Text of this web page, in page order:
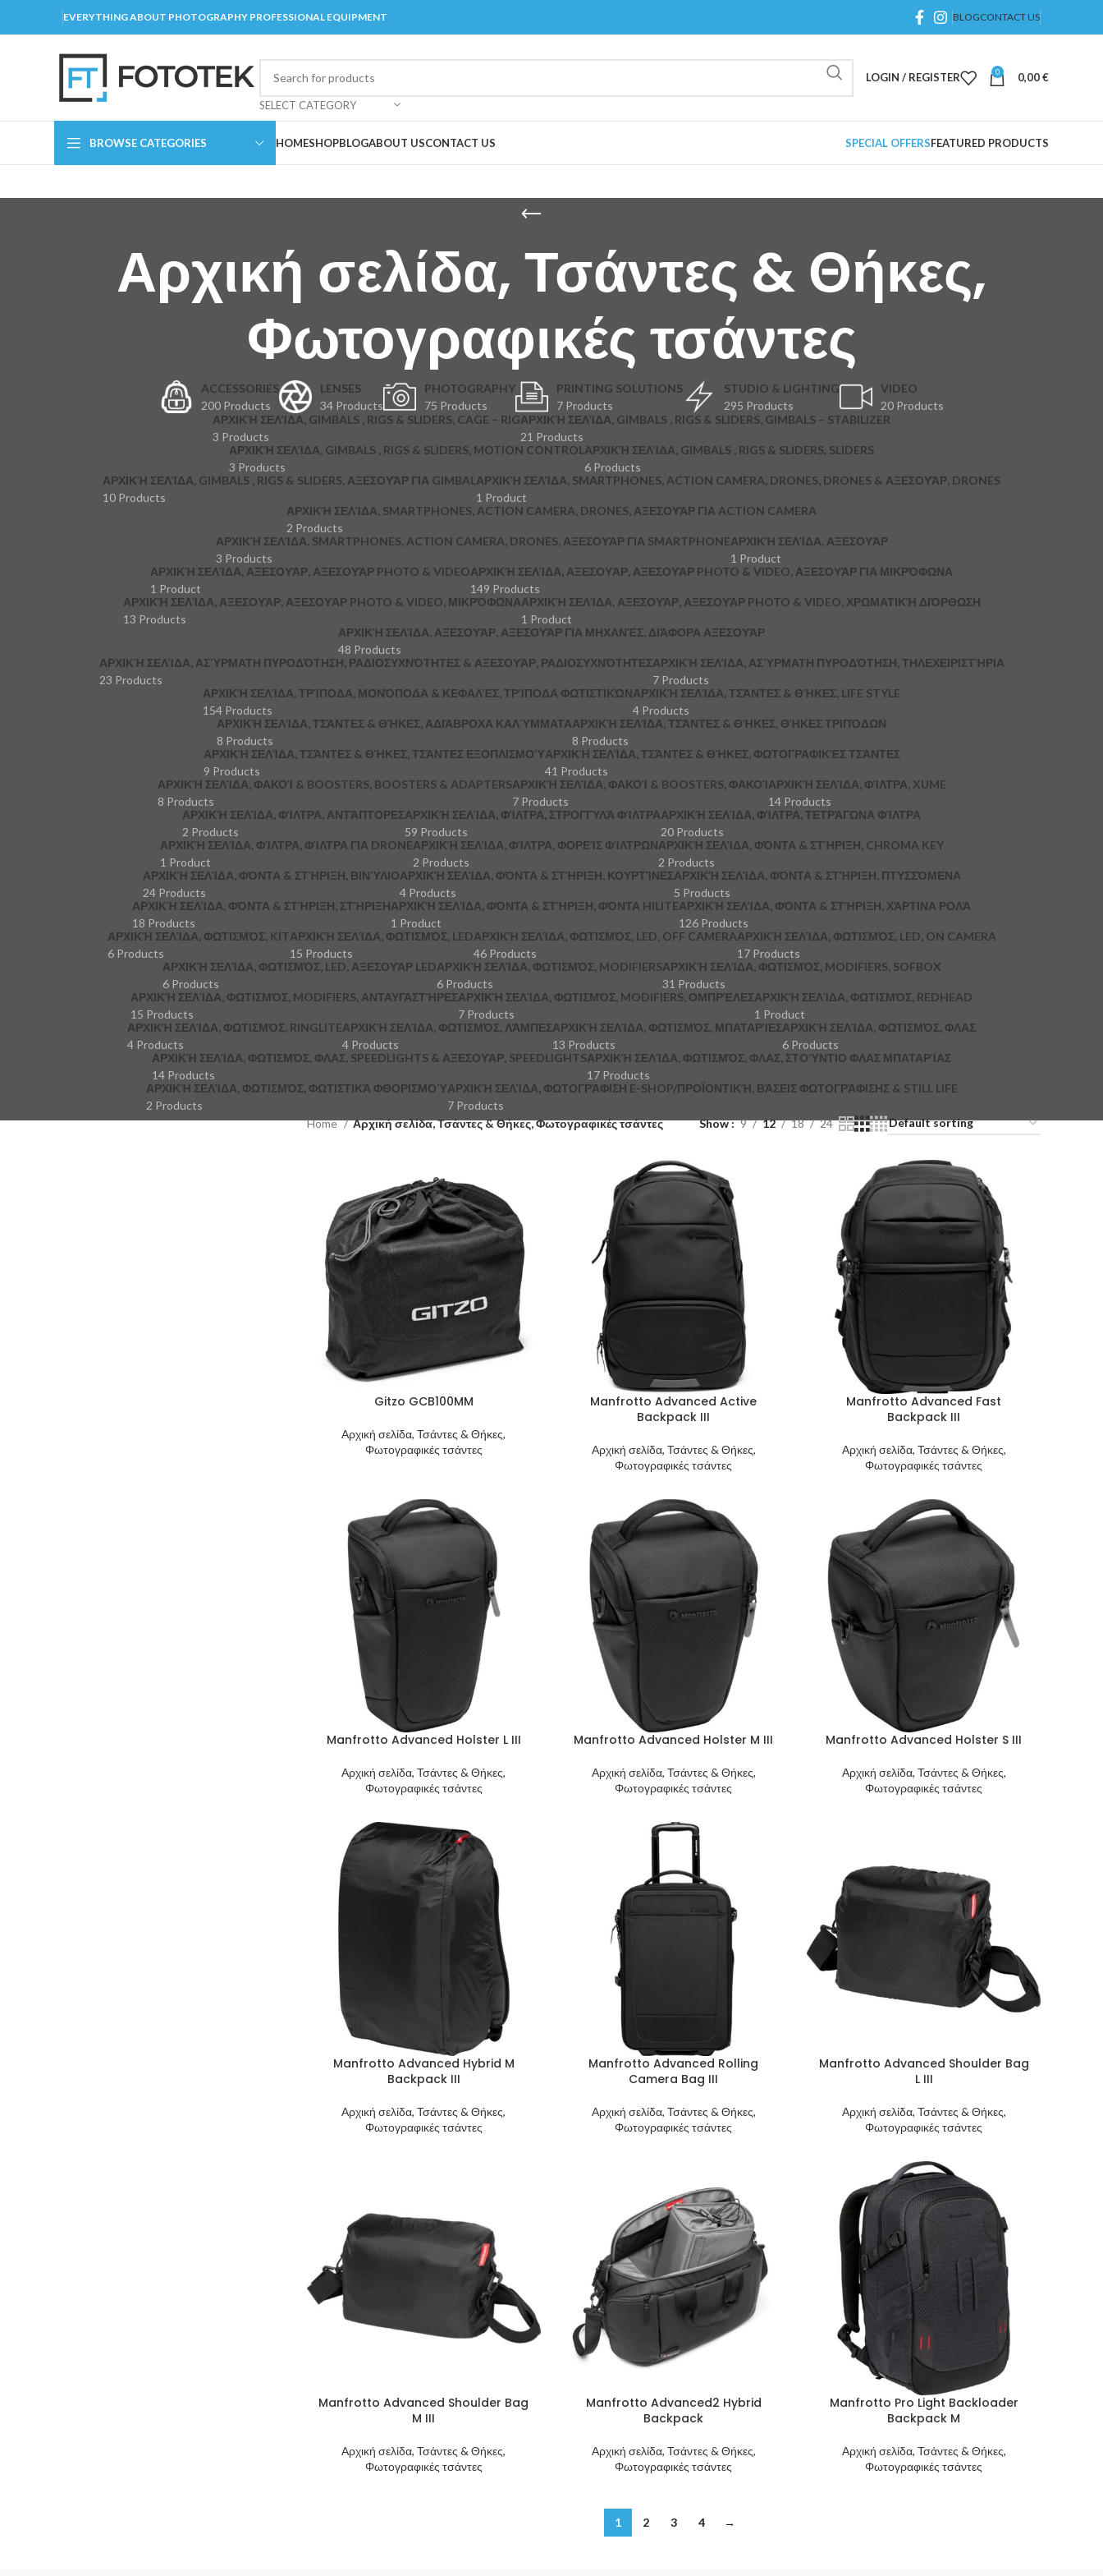
EVERYTHING ABOUT PHOTOGRAPHY PROFESSIONAL EQUIPMENT BLOGCONTACT US
SELECT CATEGORY
LOGIN / REGISTER 0 0,00€
BROWSE CATEGORIES HOMESHOPBLOGABOUT USCONTACT US SPECIAL OFFERSFEATURED PRODUCTS
Αρχική σελίδα, Τσάντες & Θήκες,
Φωτογραφικές τσάντες
ACCESSORIES
200 Products
LENSES
34 Products
PHOTOGRAPHY
75 Products
PRINTING SOLUTIONS
7 Products
STUDIO & LIGHTING
295 Products
VIDEO
20 Products
ΑΡΧΙΚΉ ΣΕΛΊΔΑ, GIMBALS , RIGS & SLIDERS, CAGE – RIG
3 Products
ΑΡΧΙΚΉ ΣΕΛΊΔΑ, GIMBALS , RIGS & SLIDERS, GIMBALS – STABILIZER
21 Products
ΑΡΧΙΚΉ ΣΕΛΊΔΑ, GIMBALS , RIGS & SLIDERS, MOTION CONTROL
3 Products
ΑΡΧΙΚΉ ΣΕΛΊΔΑ, GIMBALS , RIGS & SLIDERS, SLIDERS
6 Products
ΑΡΧΙΚΉ ΣΕΛΊΔΑ, GIMBALS , RIGS & SLIDERS, ΑΞΕΣΟΥΆΡ ΓΙΑ GIMBAL
10 Products
ΑΡΧΙΚΉ ΣΕΛΊΔΑ, SMARTPHONES, ACTION CAMERA, DRONES, DRONES & ΑΞΕΣΟΥΆΡ, DRONES
1 Product
ΑΡΧΙΚΉ ΣΕΛΊΔΑ, SMARTPHONES, ACTION CAMERA, DRONES, ΑΞΕΣΟΥΆΡ ΓΙΑ ACTION CAMERA
2 Products
ΑΡΧΙΚΉ ΣΕΛΊΔΑ, SMARTPHONES, ACTION CAMERA, DRONES, ΑΞΕΣΟΥΆΡ ΓΙΑ SMARTPHONE
3 Products
ΑΡΧΙΚΉ ΣΕΛΊΔΑ, ΑΞΕΣΟΥΆΡ
1 Product
ΑΡΧΙΚΉ ΣΕΛΊΔΑ, ΑΞΕΣΟΥΆΡ, ΑΞΕΣΟΥΆΡ PHOTO & VIDEO
1 Product
ΑΡΧΙΚΉ ΣΕΛΊΔΑ, ΑΞΕΣΟΥΆΡ, ΑΞΕΣΟΥΆΡ PHOTO & VIDEO, ΑΞΕΣΟΥΆΡ ΓΙΑ ΜΙΚΡΌΦΩΝΑ
149 Products
ΑΡΧΙΚΉ ΣΕΛΊΔΑ, ΑΞΕΣΟΥΆΡ, ΑΞΕΣΟΥΆΡ PHOTO & VIDEO, ΜΙΚΡΌΦΩΝΑ
13 Products
ΑΡΧΙΚΉ ΣΕΛΊΔΑ, ΑΞΕΣΟΥΆΡ, ΑΞΕΣΟΥΆΡ PHOTO & VIDEO, ΧΡΩΜΑΤΙΚΉ ΔΙΌΡΘΩΣΗ
1 Product
ΑΡΧΙΚΉ ΣΕΛΊΔΑ, ΑΞΕΣΟΥΆΡ, ΑΞΕΣΟΥΆΡ ΓΙΑ ΜΗΧΑΝΈΣ, ΔΙΆΦΟΡΑ ΑΞΕΣΟΥΆΡ
48 Products
ΑΡΧΙΚΉ ΣΕΛΊΔΑ, ΑΣΎΡΜΑΤΗ ΠΥΡΟΔΌΤΗΣΗ, ΡΑΔΙΟΣΥΧΝΌΤΗΤΕΣ & ΑΞΕΣΟΥΆΡ, ΡΑΔΙΟΣΥΧΝΌΤΗΤΕΣ
23 Products
ΑΡΧΙΚΉ ΣΕΛΊΔΑ, ΑΣΎΡΜΑΤΗ ΠΥΡΟΔΌΤΗΣΗ, ΤΗΛΕΧΕΙΡΙΣΤΉΡΙΑ
7 Products
ΑΡΧΙΚΉ ΣΕΛΊΔΑ, ΤΡΊΠΟΔΑ, ΜΟΝΌΠΟΔΑ & ΚΕΦΑΛΈΣ, ΤΡΊΠΟΔΑ ΦΩΤΙΣΤΙΚΏΝ
154 Products
ΑΡΧΙΚΉ ΣΕΛΊΔΑ, ΤΣΆΝΤΕΣ & ΘΉΚΕΣ, LIFE STYLE
4 Products
ΑΡΧΙΚΉ ΣΕΛΊΔΑ, ΤΣΆΝΤΕΣ & ΘΉΚΕΣ, ΑΔΙΆΒΡΟΧΑ ΚΑΛΎΜΜΑΤΑ
8 Products
ΑΡΧΙΚΉ ΣΕΛΊΔΑ, ΤΣΆΝΤΕΣ & ΘΉΚΕΣ, ΘΉΚΕΣ ΤΡΙΠΌΔΩΝ
8 Products
ΑΡΧΙΚΉ ΣΕΛΊΔΑ, ΤΣΆΝΤΕΣ & ΘΉΚΕΣ, ΤΣΆΝΤΕΣ ΕΞΟΠΛΙΣΜΟΎ
9 Products
ΑΡΧΙΚΉ ΣΕΛΊΔΑ, ΤΣΆΝΤΕΣ & ΘΉΚΕΣ, ΦΩΤΟΓΡΑΦΙΚΈΣ ΤΣΆΝΤΕΣ
41 Products
ΑΡΧΙΚΉ ΣΕΛΊΔΑ, ΦΑΚΟΊ & BOOSTERS, BOOSTERS & ADAPTERS
8 Products
ΑΡΧΙΚΉ ΣΕΛΊΔΑ, ΦΑΚΟΊ & BOOSTERS, ΦΑΚΟΊ
7 Products
ΑΡΧΙΚΉ ΣΕΛΊΔΑ, ΦΊΛΤΡΑ, XUME
14 Products
ΑΡΧΙΚΉ ΣΕΛΊΔΑ, ΦΊΛΤΡΑ, ΑΝΤΆΠΤΟΡΕΣ
2 Products
ΑΡΧΙΚΉ ΣΕΛΊΔΑ, ΦΊΛΤΡΑ, ΣΤΡΟΓΓΥΛΆ ΦΊΛΤΡΑ
59 Products
ΑΡΧΙΚΉ ΣΕΛΊΔΑ, ΦΊΛΤΡΑ, ΤΕΤΡΆΓΩΝΑ ΦΊΛΤΡΑ
20 Products
ΑΡΧΙΚΉ ΣΕΛΊΔΑ, ΦΊΛΤΡΑ, ΦΊΛΤΡΑ ΓΙΑ DRONE
1 Product
ΑΡΧΙΚΉ ΣΕΛΊΔΑ, ΦΊΛΤΡΑ, ΦΟΡΕΊΣ ΦΊΛΤΡΩΝ
2 Products
ΑΡΧΙΚΉ ΣΕΛΊΔΑ, ΦΌΝΤΑ & ΣΤΉΡΙΞΗ, CHROMA KEY
2 Products
ΑΡΧΙΚΉ ΣΕΛΊΔΑ, ΦΌΝΤΑ & ΣΤΉΡΙΞΗ, ΒΙΝΎΛΙΟ
24 Products
ΑΡΧΙΚΉ ΣΕΛΊΔΑ, ΦΌΝΤΑ & ΣΤΉΡΙΞΗ, ΚΟΥΡΤΊΝΕΣ
4 Products
ΑΡΧΙΚΉ ΣΕΛΊΔΑ, ΦΌΝΤΑ & ΣΤΉΡΙΞΗ, ΠΤΥΣΣΌΜΕΝΑ
5 Products
ΑΡΧΙΚΉ ΣΕΛΊΔΑ, ΦΌΝΤΑ & ΣΤΉΡΙΞΗ, ΣΤΉΡΙΞΗ
18 Products
ΑΡΧΙΚΉ ΣΕΛΊΔΑ, ΦΌΝΤΑ & ΣΤΉΡΙΞΗ, ΦΌΝΤΑ HILITE
1 Product
ΑΡΧΙΚΉ ΣΕΛΊΔΑ, ΦΌΝΤΑ & ΣΤΉΡΙΞΗ, ΧΆΡΤΙΝΑ ΡΟΛΆ
126 Products
ΑΡΧΙΚΉ ΣΕΛΊΔΑ, ΦΩΤΙΣΜΌΣ, KIT
6 Products
ΑΡΧΙΚΉ ΣΕΛΊΔΑ, ΦΩΤΙΣΜΌΣ, LED
15 Products
ΑΡΧΙΚΉ ΣΕΛΊΔΑ, ΦΩΤΙΣΜΌΣ, LED, OFF CAMERA
46 Products
ΑΡΧΙΚΉ ΣΕΛΊΔΑ, ΦΩΤΙΣΜΌΣ, LED, ON CAMERA
17 Products
ΑΡΧΙΚΉ ΣΕΛΊΔΑ, ΦΩΤΙΣΜΌΣ, LED, ΑΞΕΣΟΥΆΡ LED
6 Products
ΑΡΧΙΚΉ ΣΕΛΊΔΑ, ΦΩΤΙΣΜΌΣ, MODIFIERS
6 Products
ΑΡΧΙΚΉ ΣΕΛΊΔΑ, ΦΩΤΙΣΜΌΣ, MODIFIERS, SOFBOX
31 Products
ΑΡΧΙΚΉ ΣΕΛΊΔΑ, ΦΩΤΙΣΜΌΣ, MODIFIERS, ΑΝΤΑΥΓΑΣΤΉΡΕΣ
15 Products
ΑΡΧΙΚΉ ΣΕΛΊΔΑ, ΦΩΤΙΣΜΌΣ, MODIFIERS, ΟΜΠΡΈΛΕΣ
7 Products
ΑΡΧΙΚΉ ΣΕΛΊΔΑ, ΦΩΤΙΣΜΌΣ, REDHEAD
1 Product
ΑΡΧΙΚΉ ΣΕΛΊΔΑ, ΦΩΤΙΣΜΌΣ, RINGLITE
4 Products
ΑΡΧΙΚΉ ΣΕΛΊΔΑ, ΦΩΤΙΣΜΌΣ, ΛΆΜΠΕΣ
4 Products
ΑΡΧΙΚΉ ΣΕΛΊΔΑ, ΦΩΤΙΣΜΌΣ, ΜΠΑΤΑΡΊΕΣ
13 Products
ΑΡΧΙΚΉ ΣΕΛΊΔΑ, ΦΩΤΙΣΜΌΣ, ΦΛΑΣ
6 Products
ΑΡΧΙΚΉ ΣΕΛΊΔΑ, ΦΩΤΙΣΜΌΣ, ΦΛΑΣ, SPEEDLIGHTS & ΑΞΕΣΟΥΆΡ, SPEEDLIGHTS
14 Products
ΑΡΧΙΚΉ ΣΕΛΊΔΑ, ΦΩΤΙΣΜΌΣ, ΦΛΑΣ, ΣΤΟΎΝΤΙΟ ΦΛΑΣ ΜΠΑΤΑΡΊΑΣ
17 Products
ΑΡΧΙΚΉ ΣΕΛΊΔΑ, ΦΩΤΙΣΜΌΣ, ΦΩΤΙΣΤΙΚΆ ΦΘΟΡΙΣΜΟΎ
2 Products
ΑΡΧΙΚΉ ΣΕΛΊΔΑ, ΦΩΤΟΓΡΆΦΙΣΗ E-SHOP/ΠΡΟΪΟΝΤΙΚΉ, ΒΆΣΕΙΣ ΦΩΤΟΓΡΆΦΙΣΗΣ & STILL LIFE
7 Products
Home
Αρχική σελίδα, Τσάντες & Θήκες, Φωτογραφικές τσάντες Show 9 12 18 24
Gitzo GCB100MM
Αρχική σελίδα, Τσάντες & Θήκες,
Φωτογραφικές τσάντες
Manfrotto Advanced Active
Backpack III
Αρχική σελίδα, Τσάντες & Θήκες,
Φωτογραφικές τσάντες
Manfrotto Advanced Fast
Backpack III
Αρχική σελίδα, Τσάντες & Θήκες,
Φωτογραφικές τσάντες
Manfrotto Advanced Holster L III
Αρχική σελίδα, Τσάντες & Θήκες,
Φωτογραφικές τσάντες
Manfrotto Advanced Holster M III
Αρχική σελίδα, Τσάντες & Θήκες,
Φωτογραφικές τσάντες
Manfrotto Advanced Holster S III
Αρχική σελίδα, Τσάντες & Θήκες,
Φωτογραφικές τσάντες
Manfrotto Advanced Hybrid M
Backpack III
Αρχική σελίδα, Τσάντες & Θήκες,
Φωτογραφικές τσάντες
Manfrotto Advanced Rolling
Camera Bag III
Αρχική σελίδα, Τσάντες & Θήκες,
Φωτογραφικές τσάντες
Manfrotto Advanced Shoulder Bag
L III
Αρχική σελίδα, Τσάντες & Θήκες,
Φωτογραφικές τσάντες
Manfrotto Advanced Shoulder Bag
M III
Αρχική σελίδα, Τσάντες & Θήκες,
Φωτογραφικές τσάντες
Manfrotto Advanced2 Hybrid
Backpack
Αρχική σελίδα, Τσάντες & Θήκες,
Φωτογραφικές τσάντες
Manfrotto Pro Light Backloader
Backpack M
Αρχική σελίδα, Τσάντες & Θήκες,
Φωτογραφικές τσάντες
1 2 3 4 →